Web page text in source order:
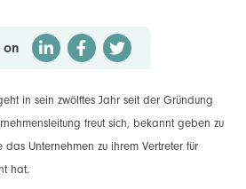
on
in sein zwölftes Jahr seit der Gründung
freut sich, bekannt geben zu
Unternehmen zu ihrem Vertreter für
hat.